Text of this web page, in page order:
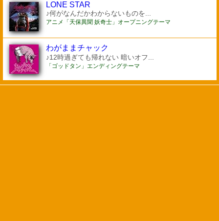
LONE STAR
♪何がなんだかわからないものを...
アニメ「天保異聞 妖奇士」オープニングテーマ
わがままチャック
♪12時過ぎても帰れない 暗いオフ...
「ゴッドタン」エンディングテーマ